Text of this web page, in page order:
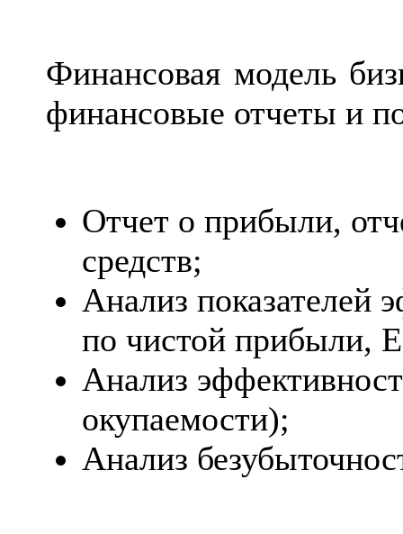
Финансовая модель
финансовые отчеты и
Отчет о прибыли,
средств;
Анализ показателей
по чистой прибыли,
Анализ
окупаемости);
Анализ